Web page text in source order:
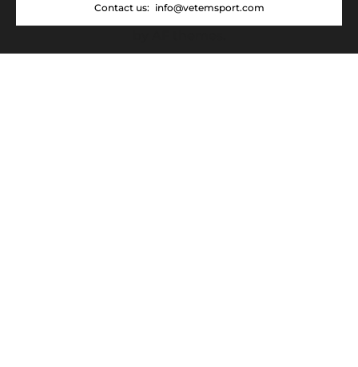
Contact us: info@vetemsport.com